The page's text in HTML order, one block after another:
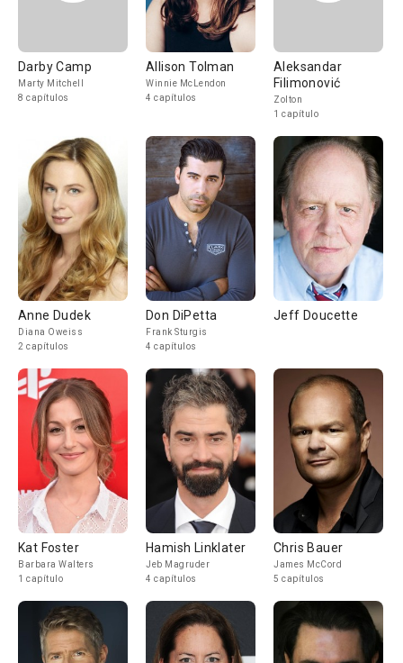
Darby Camp
Marty Mitchell
8 capítulos
Allison Tolman
Winnie McLendon
4 capítulos
Aleksandar
Filimonović
Zolton
1 capítulo
Anne Dudek
Diana Oweiss
2 capítulos
Don DiPetta
Frank Sturgis
4 capítulos
Jeff Doucette
Kat Foster
Barbara Walters
1 capítulo
Hamish Linklater
Jeb Magruder
4 capítulos
Chris Bauer
James McCord
5 capítulos